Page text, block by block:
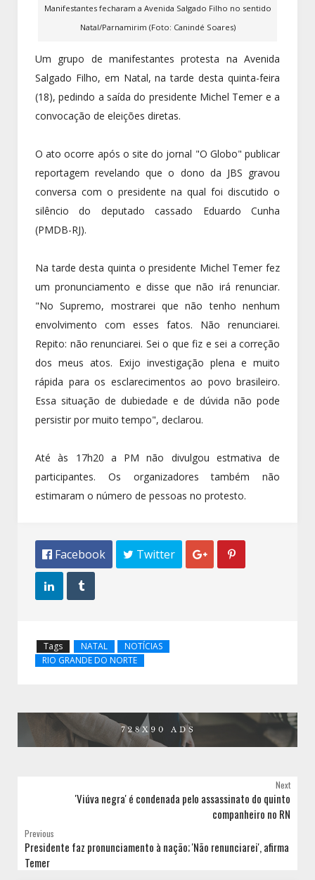
Manifestantes fecharam a Avenida Salgado Filho no sentido
Natal/Parnamirim (Foto: Canindé Soares)
Um grupo de manifestantes protesta na Avenida
Salgado Filho, em Natal, na tarde desta quinta-feira
(18), pedindo a saída do presidente Michel Temer e a
convocação de eleições diretas.
O ato ocorre após o site do jornal "O Globo" publicar
reportagem revelando que o dono da JBS gravou
conversa com o presidente na qual foi discutido o
silêncio do deputado cassado Eduardo Cunha
(PMDB-RJ).
Na tarde desta quinta o presidente Michel Temer fez
um pronunciamento e disse que não irá renunciar.
"No Supremo, mostrarei que não tenho nenhum
envolvimento com esses fatos. Não renunciarei.
Repito: não renunciarei. Sei o que fiz e sei a correção
dos meus atos. Exijo investigação plena e muito
rápida para os esclarecimentos ao povo brasileiro.
Essa situação de dubiedade e de dúvida não pode
persistir por muito tempo", declarou.
Até às 17h20 a PM não divulgou estmativa de
participantes. Os organizadores também não
estimaram o número de pessoas no protesto.
 Facebook  Twitter  
 
Tags NATAL
NOTÍCIAS
RIO GRANDE DO NORTE
Next
'Viúva negra' é condenada pelo assassinato do quinto
companheiro no RN
Previous
Presidente faz pronunciamento à nação; 'Não renunciarei', afirma
Temer